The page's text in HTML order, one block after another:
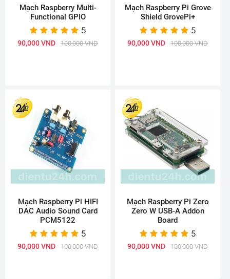
Mạch Raspberry Multi-
Functional GPIO
5
90,000 VND 100,000 VND
Mạch Raspberry Pi Grove
Shield GrovePi+
5
90,000 VND 100,000 VND
Mạch Raspberry Pi HIFI
DAC Audio Sound Card
PCM5122
5
90,000 VND 100,000 VND
Mạch Raspberry Pi Zero
Zero W USB-A Addon
Board
5
90,000 VND 100,000 VND